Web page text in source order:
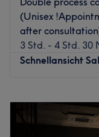
Das Team ist
Altersgruppen und
handwerklichem
Atmosphäre. Die
individuelle
Atmosphäre:
Expertise:
(Unisex
after
3 Std. - 4 Std. 30
Schnellansicht
Mittwoch